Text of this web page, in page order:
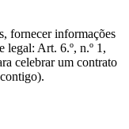
fornecer informações
legal: Art. 6.º, n.º 1,
celebrar um contrato